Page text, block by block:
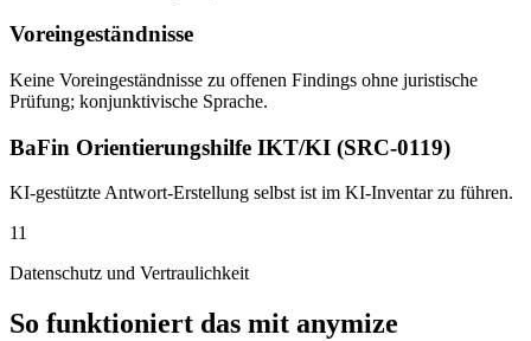
Voreingeständnisse
Keine Voreingeständnisse zu offenen Findings ohne juristische
Prüfung; konjunktivische Sprache.
BaFin Orientierungshilfe IKT/KI (SRC-0119)
KI-gestützte Antwort-Erstellung selbst ist im KI-Inventar zu führen.
11
Datenschutz und Vertraulichkeit
So funktioniert das mit anymize